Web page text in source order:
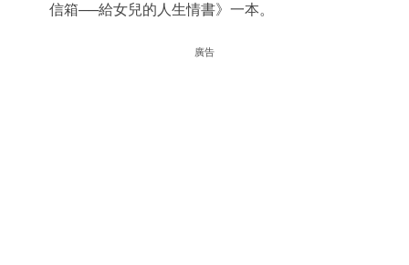
信箱──給女兒的人生情書》一本。
廣告